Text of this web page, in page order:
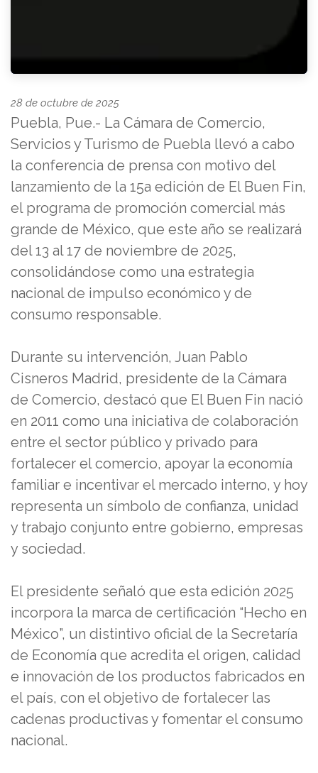
28 de octubre de 2025
Puebla, Pue.- La Cámara de Comercio,
Servicios y Turismo de Puebla llevó a cabo
la conferencia de prensa con motivo del
lanzamiento de la 15a edición de El Buen Fin,
el programa de promoción comercial más
grande de México, que este año se realizará
del 13 al 17 de noviembre de 2025,
consolidándose como una estrategia
nacional de impulso económico y de
consumo responsable.
Durante su intervención, Juan Pablo
Cisneros Madrid, presidente de la Cámara
de Comercio, destacó que El Buen Fin nació
en 2011 como una iniciativa de colaboración
entre el sector público y privado para
fortalecer el comercio, apoyar la economía
familiar e incentivar el mercado interno, y hoy
representa un símbolo de confianza, unidad
y trabajo conjunto entre gobierno, empresas
y sociedad.
El presidente señaló que esta edición 2025
incorpora la marca de certificación “Hecho en
México”, un distintivo oficial de la Secretaría
de Economía que acredita el origen, calidad
e innovación de los productos fabricados en
el país, con el objetivo de fortalecer las
cadenas productivas y fomentar el consumo
nacional.